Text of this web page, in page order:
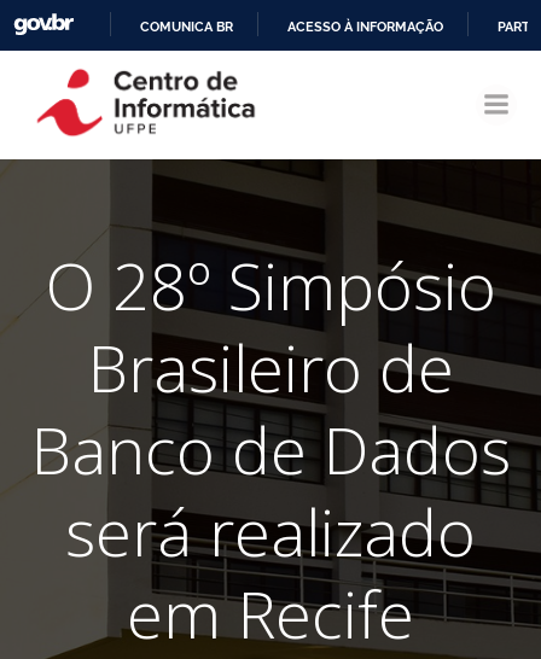
CONTEÚDO
COMUNICA BR ACESSO À INFORMAÇÃO
O 28º Simpósio
Brasileiro de
Banco de Dados
será realizado
em Recife